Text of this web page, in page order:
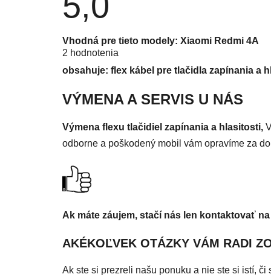
Priemerné hodnotenie produktu je 5,0 z 5
2 hodnotenia
Vhodná pre tieto modely: Xiaomi Redmi 4A
obsahuje: flex kábel pre tlačidla zapínania a
VÝMENA A SERVIS U NÁS
Výmena flexu tlačidiel zapínania a hlasitosti,
odborne a poškodený mobil vám opravíme za
Ak máte záujem, stačí nás len kontaktovať
AKÉKOĽVEK OTÁZKY VÁM RADI
Ak ste si prezreli našu ponuku a nie ste si istí,